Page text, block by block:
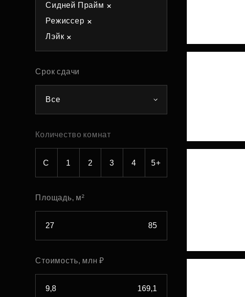
Сидней Прайм
Режиссер
Лэйк
Срок сдачи
Все
Количество комнат
С 1 2 3 4 5+
Площадь, м²
Стоимость, млн ₽